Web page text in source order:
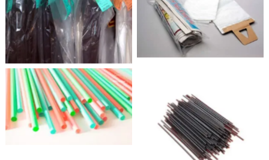
3. Bolsa de lavandería
4. Empaque de
periódico o facturas
5. Pitillos de plástico
6. Mezcladores
plásticos